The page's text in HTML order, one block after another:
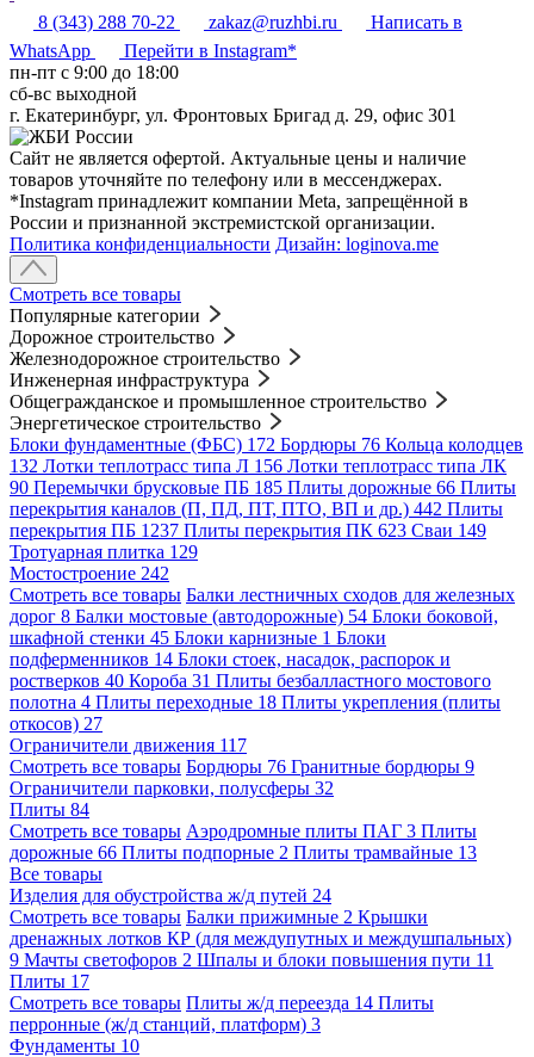
8 (343) 288 70-22 zakaz@ruzhbi.ru
Написать в
WhatsApp
Перейти в Instagram*
пн-пт c 9:00 до 18:00
сб-вс выходной
г. Екатеринбург, ул. Фронтовых Бригад д. 29, офис 301
Сайт не является офертой. Актуальные цены и наличие
товаров уточняйте по телефону или в мессенджерах.
*Instagram принадлежит компании Meta, запрещённой в
России и признанной экстремистской организации.
Политика конфиденциальности Дизайн: loginova.me
Смотреть все товары
Популярные категории
Дорожное строительство
Железнодорожное строительство
Инженерная инфраструктура
Общегражданское и промышленное строительство
Энергетическое строительство
Блоки фундаментные (ФБС) 172 Бордюры 76 Кольца колодцев
132 Лотки теплотрасс типа Л 156 Лотки теплотрасс типа ЛК
90 Перемычки брусковые ПБ 185 Плиты дорожные 66 Плиты
перекрытия каналов (П, ПД, ПТ, ПТО, ВП и др.) 442 Плиты
перекрытия ПБ 1237 Плиты перекрытия ПК 623 Сваи 149
Тротуарная плитка 129
Мостостроение 242
Смотреть все товары Балки лестничных сходов для железных
дорог 8 Балки мостовые (автодорожные) 54 Блоки боковой,
шкафной стенки 45 Блоки карнизные 1 Блоки
подферменников 14 Блоки стоек, насадок, распорок и
ростверков 40 Короба 31 Плиты безбалластного мостового
полотна 4 Плиты переходные 18 Плиты укрепления (плиты
откосов) 27
Ограничители движения 117
Смотреть все товары Бордюры 76 Гранитные бордюры 9
Ограничители парковки, полусферы 32
Плиты 84
Смотреть все товары Аэродромные плиты ПАГ 3 Плиты
дорожные 66 Плиты подпорные 2 Плиты трамвайные 13
Все товары
Изделия для обустройства ж/д путей 24
Смотреть все товары Балки прижимные 2 Крышки
дренажных лотков КР (для междупутных и междушпальных)
9 Мачты светофоров 2 Шпалы и блоки повышения пути 11
Плиты 17
Смотреть все товары Плиты ж/д переезда 14 Плиты
перронные (ж/д станций, платформ) 3
Фундаменты 10